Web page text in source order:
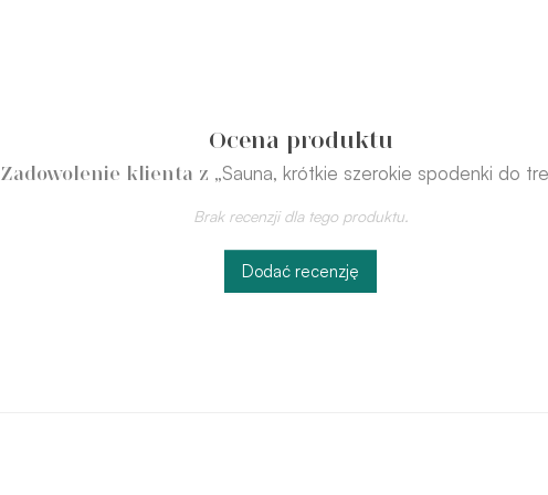
Ocena produktu
Zadowolenie klienta z „Sauna, krótkie szerokie spodenki do
Brak recenzji dla tego produktu.
Dodać recenzję